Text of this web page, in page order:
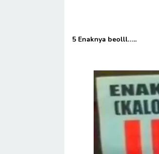
5 Enaknya beolll…..